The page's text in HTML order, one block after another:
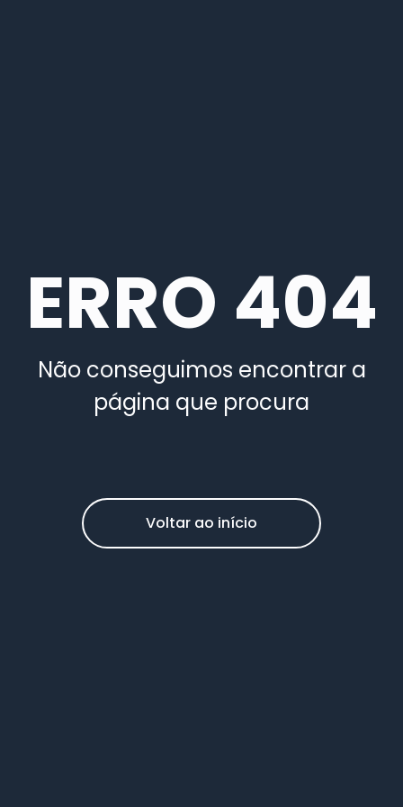
ERRO 404
Não conseguimos encontrar a
página que procura
Voltar ao início